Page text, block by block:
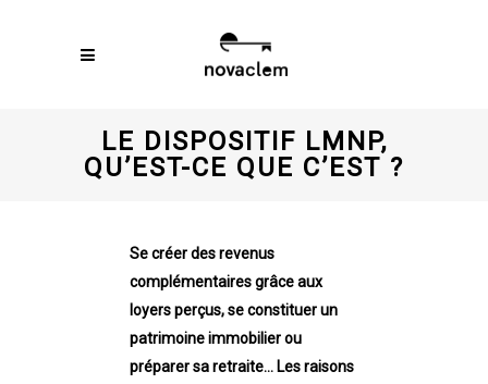
LE DISPOSITIF LMNP,
QU’EST-CE QUE C’EST ?
Se créer des revenus
complémentaires grâce aux
loyers perçus, se constituer un
patrimoine immobilier ou
préparer sa retraite… Les raisons